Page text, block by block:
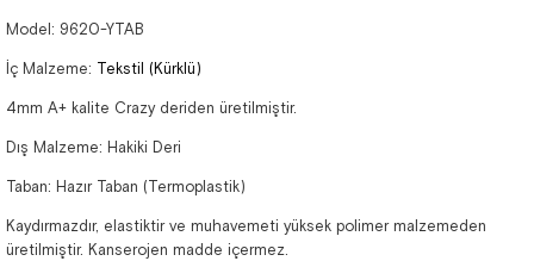
Model: 9620-YTAB
İç Malzeme: Tekstil (Kürklü)
4mm A+ kalite Crazy deriden üretilmiştir.
Dış Malzeme: Hakiki Deri
Taban: Hazır Taban (Termoplastik)
Kaydırmazdır, elastiktir ve muhavemeti yüksek polimer malzemeden
üretilmiştir. Kanserojen madde içermez.